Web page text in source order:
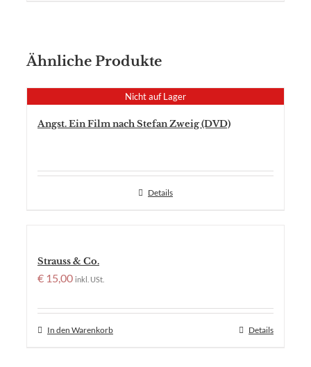
Ähnliche Produkte
Nicht auf Lager
Angst. Ein Film nach Stefan Zweig (DVD)
Details
Strauss & Co.
€ 15,00 inkl. USt.
In den Warenkorb Details